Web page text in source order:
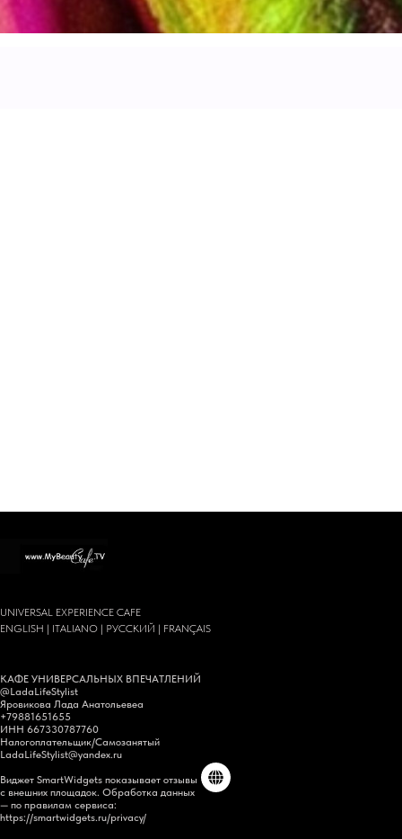
UNIVERSAL EXPERIENCE CAFE
ENGLISH | ITALIANO | РУССКИЙ | FRANÇAIS
КАФЕ УНИВЕРСАЛЬНЫХ ВПЕЧАТЛЕНИЙ
@LadaLifeStylist
Яровикова Лада Анатольевеа
+79881651655
ИНН 667330787760
Налогоплательщик/Самозанятый
LadaLifeStylist@yandex.ru
Виджет SmartWidgets показывает отзывы
с внешних площадок. Обработка данных
— по правилам сервиса:
https://smartwidgets.ru/privacy/